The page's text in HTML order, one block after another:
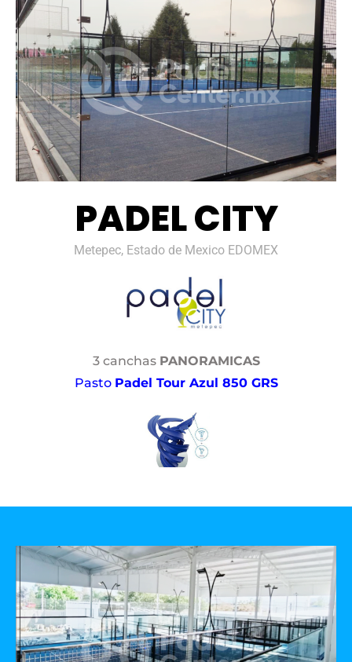
PADEL CITY
Metepec, Estado de Mexico EDOMEX
3 canchas PANORAMICAS
Pasto Padel Tour Azul 850 GRS